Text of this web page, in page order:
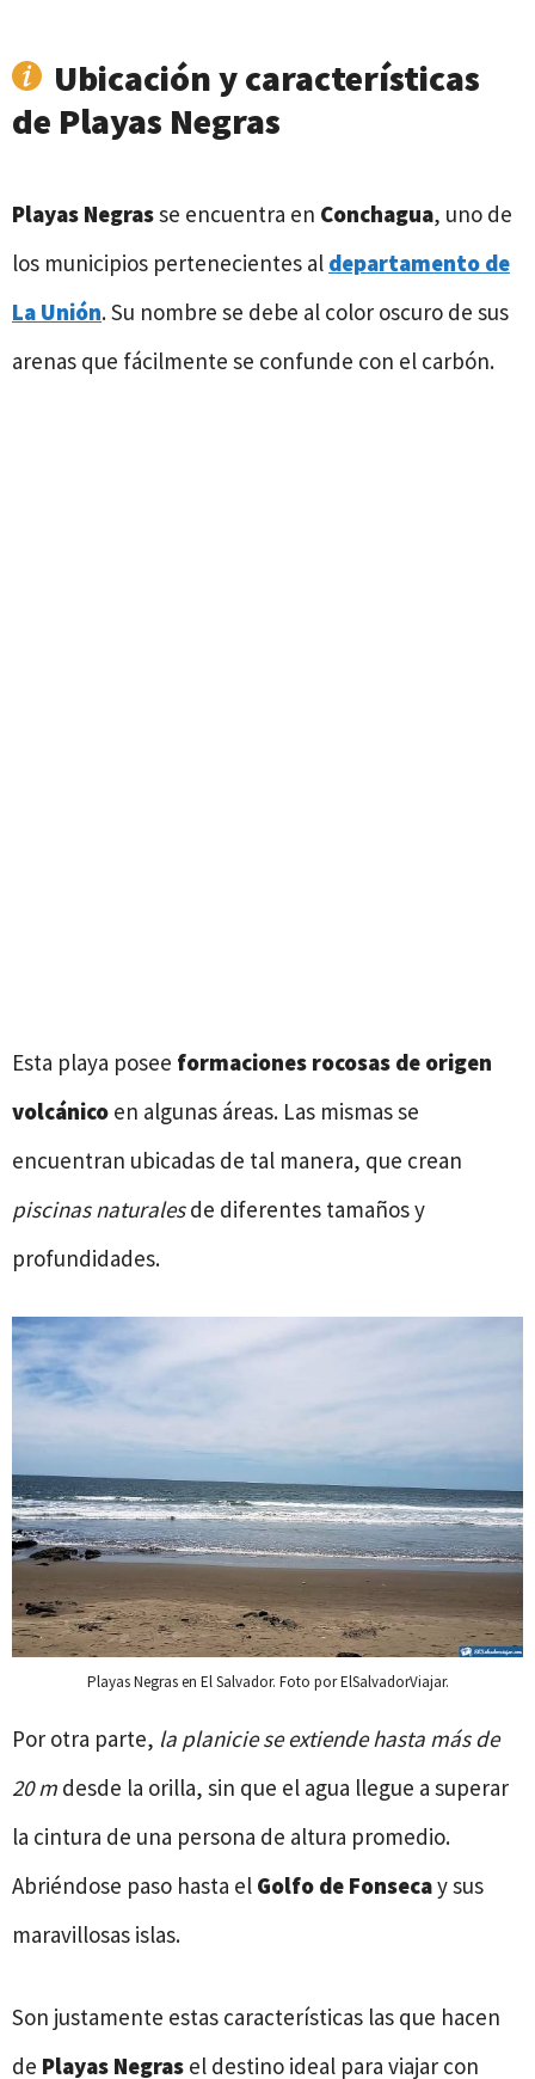
Ubicación y características
de Playas Negras
Playas Negrasse encuentra en Conchagua, uno de
los municipios pertenecientes al departamento de
La Unión. Su nombre se debe al color oscuro de sus
arenas que fácilmente se confunde con el carbón.
Esta playa posee formaciones rocosas de origen
volcánico en algunas áreas. Las mismas se
encuentran ubicadas de tal manera, que crean
piscinas naturalesde diferentes tamaños y
profundidades.
Playas Negras en El Salvador. Foto por ElSalvadorViajar.
Por otra parte, la planicie se extiende hasta más de
20 m desde la orilla, sin que el agua llegue a superar
la cintura de una persona de altura promedio.
Abriéndose paso hasta el Golfo de Fonsecay sus
maravillosas islas.
Son justamente estas características las que hacen
de Playas Negras el destino ideal para viajar con